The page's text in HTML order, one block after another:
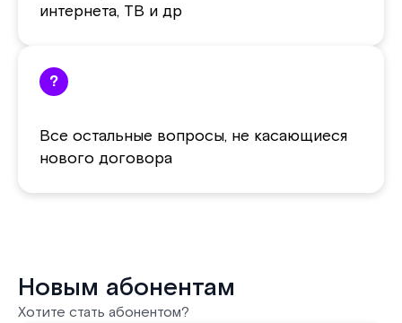
интернета, ТВ и др
?
Все остальные вопросы, не касающиеся
нового договора
Новым абонентам
Хотите стать абонентом?